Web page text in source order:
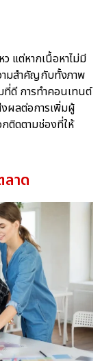
แต่หากเนื้อหาไม่มี
มสำคัญกับทั้งภาพ
ที่ดี การทำคอนเทนต์
ผลต่อการเพิ่มผู้
กติดตามช่องที่ให้
าด